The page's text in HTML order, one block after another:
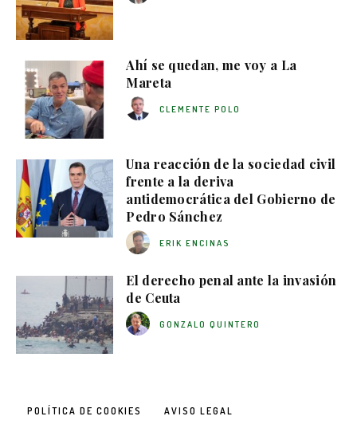
Ahí se quedan, me voy a La
Mareta
CLEMENTE POLO
Una reacción de la sociedad civil
frente a la deriva
antidemocrática del Gobierno de
Pedro Sánchez
ERIK ENCINAS
El derecho penal ante la invasión
de Ceuta
GONZALO QUINTERO
POLÍTICA DE COOKIES AVISO LEGAL